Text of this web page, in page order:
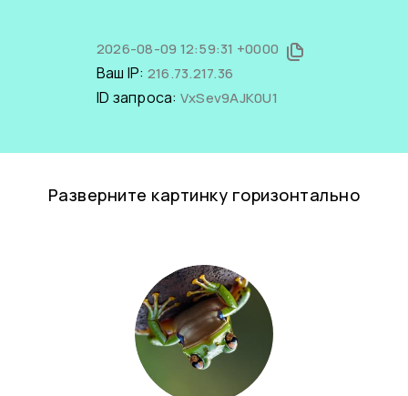
2026-08-09 12:59:31 +0000
Ваш IP: 216.73.217.36
ID запроса: VxSev9AJK0U1
Разверните картинку горизонтально